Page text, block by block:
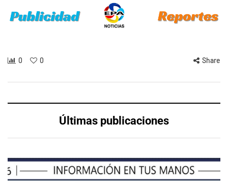
0 0 Share
Últimas publicaciones